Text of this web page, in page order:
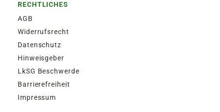
RECHTLICHES
AGB
Widerrufsrecht
Datenschutz
Hinweisgeber
LkSG Beschwerde
Barrierefreiheit
Impressum